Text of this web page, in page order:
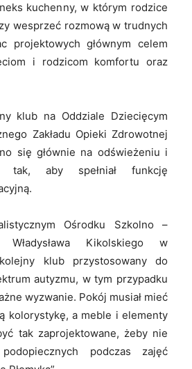
kuchenny, w którym rodzice
wesprzeć rozmową w trudnych
projektowych głównym celem
i rodzicom komfortu oraz
klub na Oddziale Dziecięcym
Zakładu Opieki Zdrowotnej
się głównie na odświeżeniu i
tak, aby spełniał funkcję
Ośrodku Szkolno –
Władysława Kikolskiego w
kolejny klub przystosowany do
autyzmu, w tym przypadku
wyzwanie. Pokój musiał mieć
kolorystykę, a meble i elementy
tak zaprojektowane, żeby nie
podczas zajęć